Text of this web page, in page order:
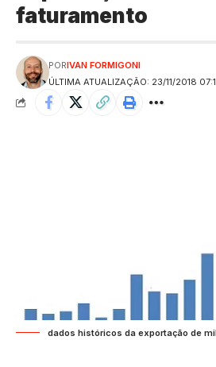
faturamento
ÚLTIMA ATUALIZAÇÃO: 23/11/2018
PORIVAN FORMIGONI
dados históricos da exportação de